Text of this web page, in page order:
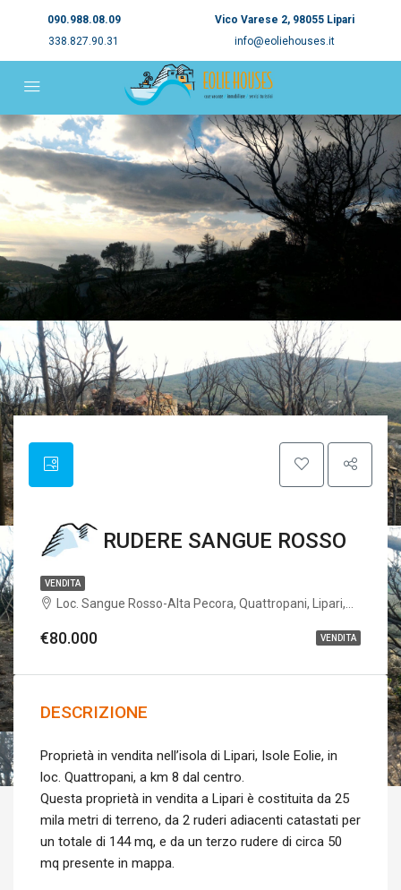
090.988.08.09
338.827.90.31
Vico Varese 2, 98055 Lipari
info@eoliehouses.it
VENDITA
RUDERE SANGUE ROSSO
VENDITA
Loc. Sangue Rosso-Alta Pecora, Quattropani, Lipari,Messina, Sicilia, Italia
€80.000
DESCRIZIONE
Proprietà in vendita nell’isola di Lipari, Isole Eolie, in
loc. Quattropani, a km 8 dal centro.
Questa proprietà in vendita a Lipari è costituita da 25
mila metri di terreno, da 2 ruderi adiacenti catastati per
un totale di 144 mq, e da un terzo rudere di circa 50
mq presente in mappa.